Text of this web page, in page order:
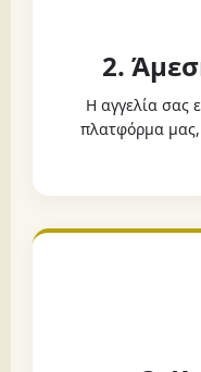
2.
Η αγγελία σας
πλατφόρμα μας,